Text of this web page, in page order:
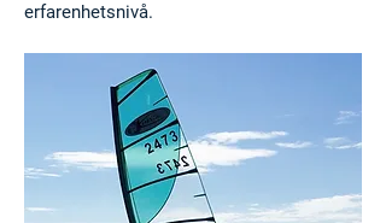
erfarenhetsnivå.